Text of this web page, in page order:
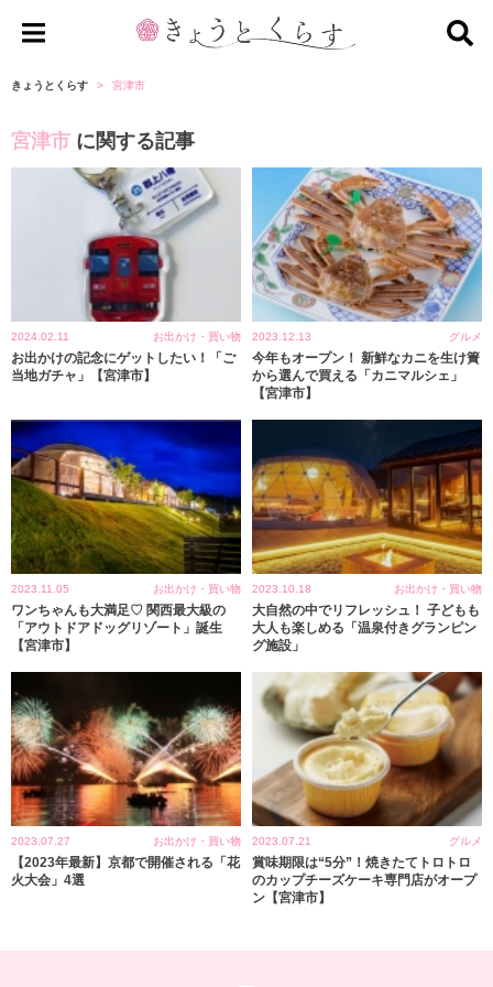
ょ
と
く
ら
す
きょうとくらす 宮津市
宮津市 に関する記事
2024.02.11 お出かけ・買い物
お出かけの記念にゲットしたい！「ご
当地ガチャ」【宮津市】
2023.12.13 グルメ
今年もオープン！ 新鮮なカニを生け簀
から選んで買える「カニマルシェ」
【宮津市】
2023.11.05 お出かけ・買い物
ワンちゃんも大満足♡ 関西最大級の
「アウトドアドッグリゾート」誕生
【宮津市】
2023.10.18 お出かけ・買い物
大自然の中でリフレッシュ！ 子どもも
大人も楽しめる「温泉付きグランピン
グ施設」
2023.07.27 お出かけ・買い物
【2023年最新】京都で開催される「花
火大会」4選
2023.07.21 グルメ
賞味期限は“5分”！焼きたてトロトロ
のカップチーズケーキ専門店がオープ
ン【宮津市】